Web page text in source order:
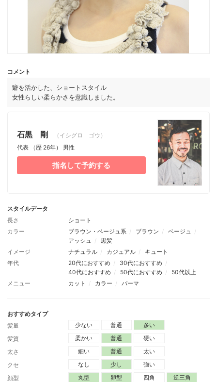
コメント
癖を活かした、ショートスタイル
女性らしい柔らかさを意識しました。
石黒 剛
（イシグロ ゴウ）
代表
（歴 26年） 男性
指名して予約する
スタイルデータ
長さ
ショート
カラー
ブラウン・ベージュ系 ブラウン
ベージュ
アッシュ
黒髪
イメージ
ナチュラル カジュアル
キュート
年代
20代におすすめ
30代におすすめ
40代におすすめ
50代におすすめ
50代以上
メニュー
カット カラー パーマ
おすすめタイプ
髪量
少ない 普通
多い
髪質
柔かい 普通
硬い
太さ
細い 普通
太い
クセ
なし 少し
強い
顔型
丸型 卵型 四角
逆三角